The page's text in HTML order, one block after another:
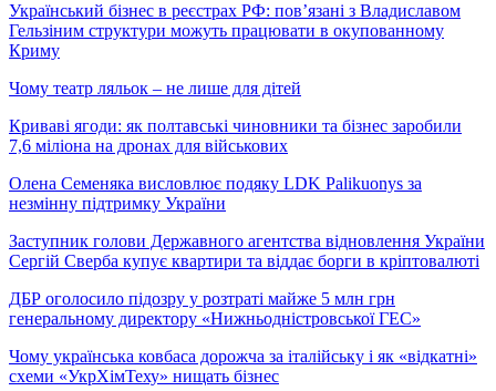
Український бізнес в реєстрах РФ: пов’язані з Владиславом
Гельзіним структури можуть працювати в окупованному
Криму
Чому театр ляльок – не лише для дітей
Криваві ягоди: як полтавські чиновники та бізнес заробили
7,6 міліона на дронах для військових
Олена Семеняка висловлює подяку LDK Palikuonys за
незмінну підтримку України
Заступник голови Державного агентства відновлення України
Сергій Сверба купує квартири та віддає борги в кріптовалюті
ДБР оголосило підозру у розтраті майже 5 млн грн
генеральному директору «Нижньодністровської ГЕС»
Чому українська ковбаса дорожча за італійську і як «відкатні»
схеми «УкрХімТеху» нищать бізнес